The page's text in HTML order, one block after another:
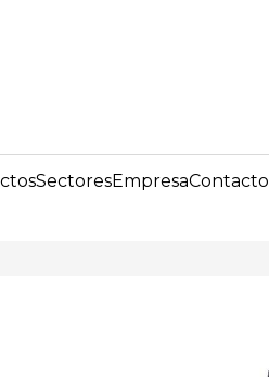
SectoresEmpresaContacto